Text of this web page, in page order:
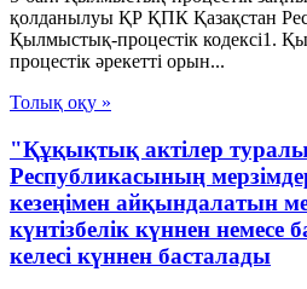
қолданылуы ҚР ҚПК Қазақстан
Қылмыстық-процестік кодексi1.
процестік әрекетті орын...
Толық оқу »
"Құқықтық актілер
Республикасының
кезеңімен айқындалатын
күнтізбелік күннен немесе
келесі күннен басталады